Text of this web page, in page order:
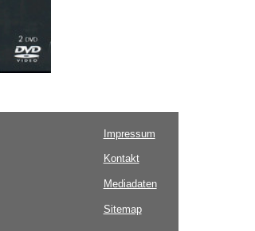
Impressum
Kontakt
Mediadaten
Sitemap